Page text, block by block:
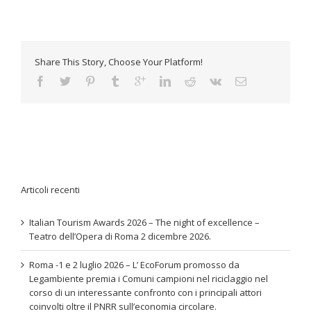
Share This Story, Choose Your Platform!
Articoli recenti
Italian Tourism Awards 2026 – The night of excellence –
Teatro dell’Opera di Roma 2 dicembre 2026.
Roma -1 e 2 luglio 2026 – L’ EcoForum promosso da
Legambiente premia i Comuni campioni nel riciclaggio nel
corso di un interessante confronto con i principali attori
coinvolti oltre il PNRR sull’economia circolare.